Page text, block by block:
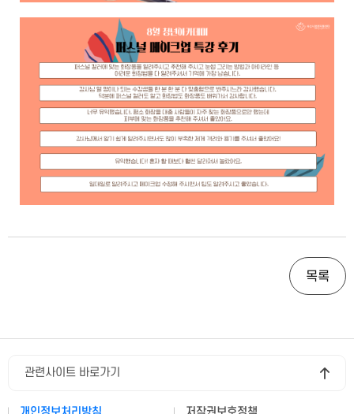
목록
관련사이트 바로가기